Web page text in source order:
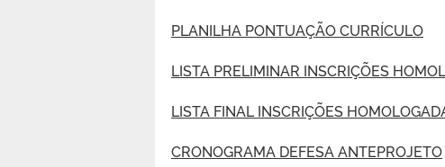
PLANILHA PONTUAÇÃO CURRÍCULO
LISTA PRELIMINAR INSCRIÇÕES
LISTA FINAL INSCRIÇÕES
CRONOGRAMA DEFESA ANTEPROJETO